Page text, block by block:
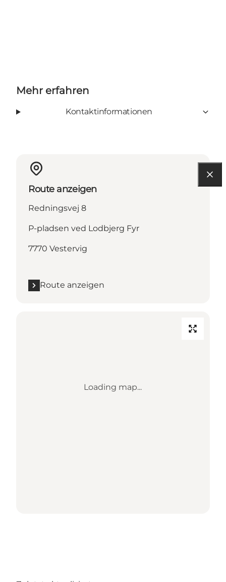
Mehr erfahren
Kontaktinformationen
Route anzeigen
Redningsvej 8
P-pladsen ved Lodbjerg Fyr
7770 Vestervig
Route anzeigen
Loading map...